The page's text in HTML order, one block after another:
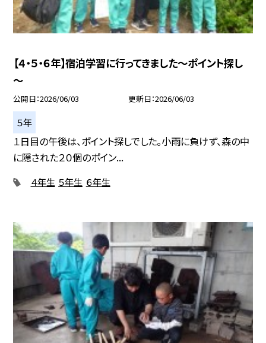
【４・５・６年】宿泊学習に行ってきました～ポイント探し
～
公開日 2026/06/03 更新日 2026/06/03
５年
１日目の午後は、ポイント探しでした。小雨に負けず、森の中
に隠された２０個のポイン...
４年生 ５年生 ６年生